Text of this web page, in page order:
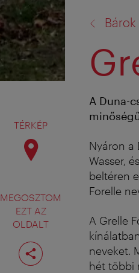
TÉRKÉP
MEGOSZTOM
EZT AZ
OLDALT
Oldal
megosztása
A Duna-
Nyáron a
Wasser,
beltéren
Forelle
A Grelle
neveket.
hét többi